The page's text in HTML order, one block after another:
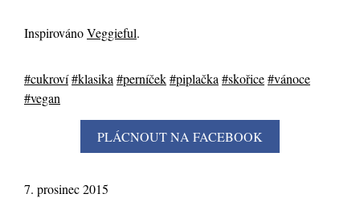
InspirovánoVeggieful.
#cukroví#klasika #perníček#piplačka #skořice#vánoce
#vegan
7. prosinec 2015